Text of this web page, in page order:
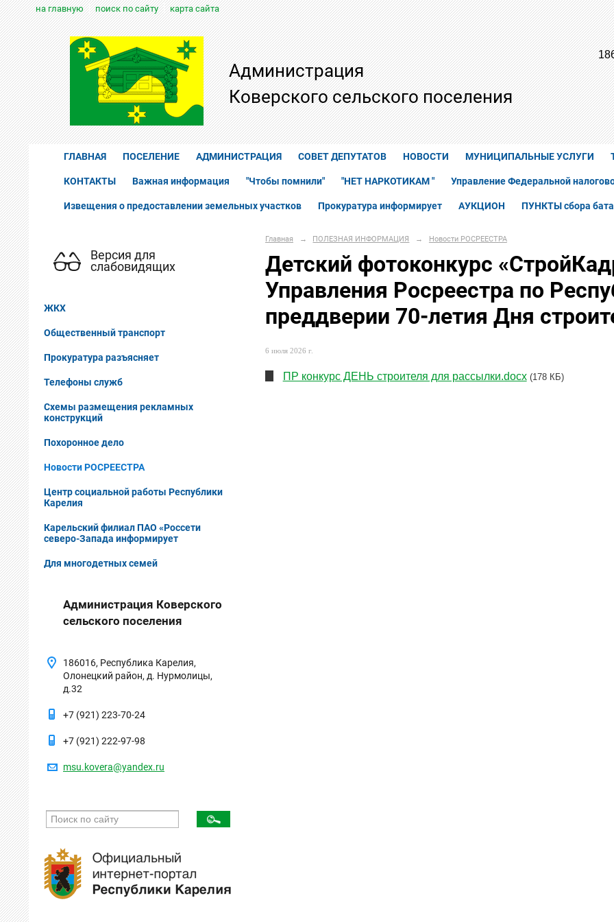
на главную поиск по сайту карта сайта
Администрация
Коверского сельского поселения
ГЛАВНАЯ ПОСЕЛЕНИЕ АДМИНИСТРАЦИЯ СОВЕТ ДЕПУТАТОВ НОВОСТИ МУНИЦИПАЛЬНЫЕ УСЛУГИ
КОНТАКТЫ Важная информация "Чтобы помнили" "НЕТ НАРКОТИКАМ " Управление Федеральной
Извещения о предоставлении земельных участков Прокуратура информирует АУКЦИОН ПУНКТЫ сбора
Версия для
слабовидящих
ЖКХ
Общественный транспорт
Прокуратура разъясняет
Телефоны служб
Схемы размещения рекламных
конструкций
Похоронное дело
Новости РОСРЕЕСТРА
Центр социальной работы Республики
Карелия
Карельский филиал ПАО «Россети
северо-Запада информирует
Для многодетных семей
Администрация Коверского
сельского поселения
186016, Республика Карелия,
Олонецкий район, д. Нурмолицы,
д.32
+7 (921) 223-70-24
+7 (921) 222-97-98
msu.kovera@yandex.ru
Главная → ПОЛЕЗНАЯ ИНФОРМАЦИЯ → Новости РОСРЕЕСТРА
Детский фотоконкурс
Управления Росреестра по
преддверии 70-летия Дня
6 июля 2026 г.
ПР конкурс ДЕНЬ строителя для рассылки.docx (178 КБ)